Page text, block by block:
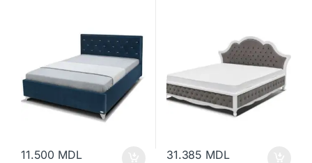
11.500 MDL 31.385 MDL